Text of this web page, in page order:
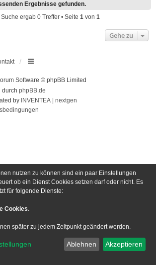
Ergebnisse gefunden.
Suche ergab 0 Treffer • Seite 1von 1
Gehe zu
Software © phpBB Limited
durch phpBB.de
by INVENTEA
nextgen
nutzen zu können sind ein paar Einstellungen
ob ein Dienst Cookies setzen darf oder nicht. Es
für folgende Dienste:
Cookies.
später zu jedem Zeitpunkt geändert werden.
Ablehnen Akzeptieren